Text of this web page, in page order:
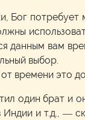
Бог
данным вам
выбор.
времени это
один брат и
и т.д., —